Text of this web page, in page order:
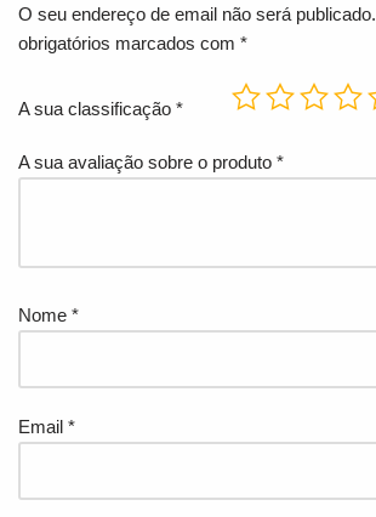
O seu endereço de email não será publicado.
obrigatórios marcados com *
A sua classificação *
A sua avaliação sobre o produto *
Nome *
Email *